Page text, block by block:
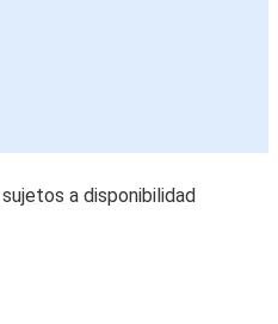
a disponibilidad